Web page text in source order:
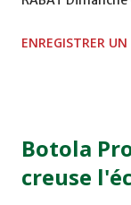
TERRAIN EL ABDI
Mardi 06/12/2011
DE FES - FES
ENREGISTRER
Botola
creuse